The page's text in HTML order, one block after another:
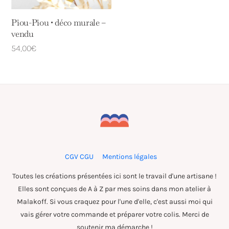
Piou-Piou • déco murale –
vendu
54,00€
CGV CGU Mentions légales
Toutes les créations présentées ici sont le travail d'une artisane !
Elles sont conçues de A à Z par mes soins dans mon atelier à
Malakoff. Si vous craquez pour l'une d'elle, c'est aussi moi qui
vais gérer votre commande et préparer votre colis. Merci de
soutenir ma démarche !